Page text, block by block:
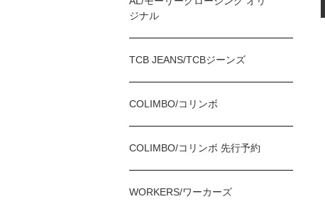
ジナル
TCB JEANS/TCBジーンズ
COLIMBO/コリンボ
COLIMBO/コリンボ 先行予約
WORKERS/ワーカーズ